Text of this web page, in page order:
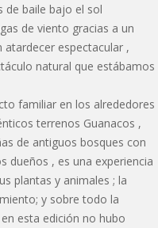
de baile bajo el sol
de viento gracias a un
espectacular ,
natural que estábamos
familiar en los alrededores
terrenos Guanacos ,
de antiguos bosques con
dueños , es una experiencia
plantas y animales ; la
y sobre todo la
esta edición no hubo